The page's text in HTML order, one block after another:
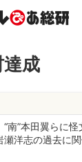
成
“南”本田翼らに
瀬洋志の過去に